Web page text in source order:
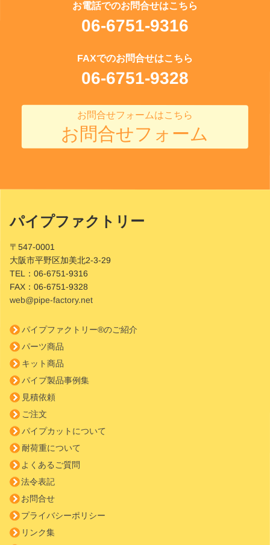
お電話でのお問合せはこちら
06-6751-9316
FAXでのお問合せはこちら
06-6751-9328
お問合せフォームはこちら
お問合せフォーム
Site
Footer
パイプファクトリー
〒547-0001
大阪市平野区加美北2-3-29
TEL：06-6751-9316
FAX：06-6751-9328
web@pipe-factory.net
パイプファクトリー®のご紹介
パーツ商品
キット商品
パイプ製品事例集
見積依頼
ご注文
パイプカットについて
耐荷重について
よくあるご質問
法令表記
お問合せ
プライバシーポリシー
リンク集